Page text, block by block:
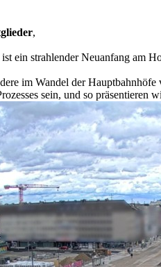
,
ein strahlender Neuanfang am
im Wandel der Hauptbahnhöfe
sein, und so präsentieren